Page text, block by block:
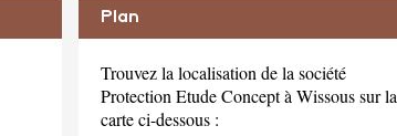
Plan
Trouvez la localisation de la société
Protection Etude Concept à Wissous sur la
carte ci-dessous :